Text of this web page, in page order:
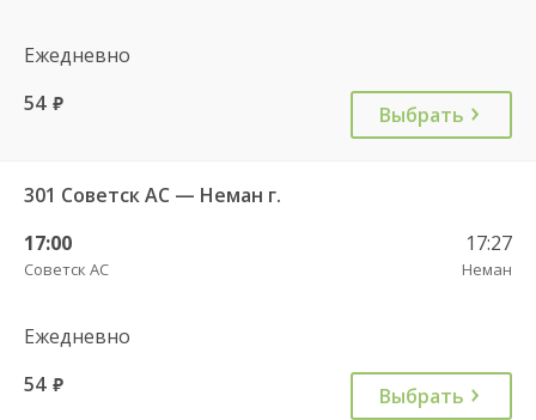
Ежедневно
54 руб. Выбрать
301 Советск АС — Неман г.
17:00
Советск АС
17:27
Неман
Ежедневно
54 руб. Выбрать